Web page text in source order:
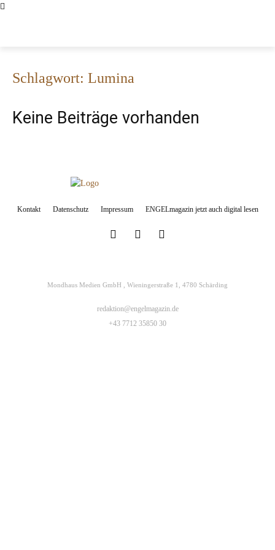
Schlagwort: Lumina
Keine Beiträge vorhanden
Kontakt Datenschutz Impressum ENGELmagazin jetzt auch digital lesen
Mondhaus Medien GmbH , Wieningerstraße 1, 4780 Schärding
redaktion@engelmagazin.de
+43 7712 35850 30